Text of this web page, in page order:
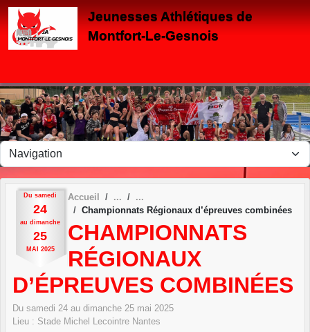
Jeunesses Athlétiques de
Montfort-Le-Gesnois
Du samedi
24
au dimanche
25
MAI 2025
Accueil
Championnats Régionaux d’épreuves combinées
CHAMPIONNATS
RÉGIONAUX
D’ÉPREUVES COMBINÉES
Du samedi 24 au dimanche 25 mai 2025
Lieu : Stade Michel Lecointre Nantes
Panneau de gestion des cookies